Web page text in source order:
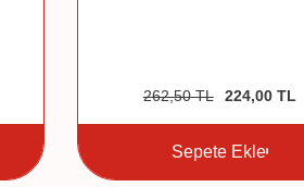
262,50TL 224,00TL
Sepete Ekle